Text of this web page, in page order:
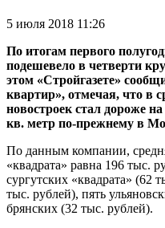
5 июля 2018 11:26
По итогам первого
подешевело в четверти
этом «Стройгазете»
квартир», отмечая, что в
новостроек стал дороже
кв. метр по-прежнему в
По данным компании,
«квадрата» равна 196 тыс.
сургутских «квадрата» (62
тыс. рублей), пять
брянских (32 тыс. рублей).